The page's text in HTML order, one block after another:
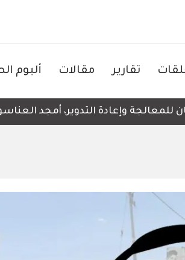
تقارير مقالات ألبوم
وإعادة التدوير، أمجد